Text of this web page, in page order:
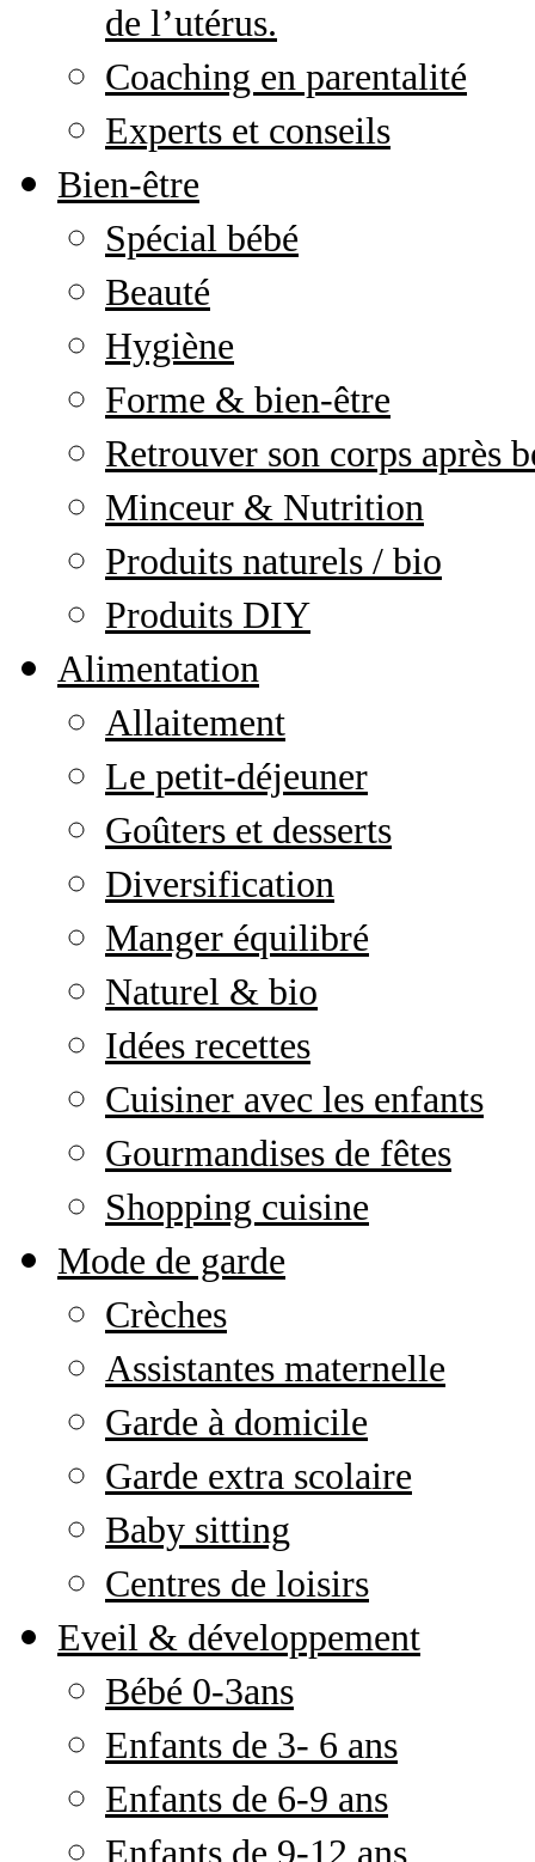
de l’utérus.
Coaching en parentalité
Experts et conseils
Bien-être
Spécial bébé
Beauté
Hygiène
Forme & bien-être
Retrouver son corps après
Minceur & Nutrition
Produits naturels / bio
Produits DIY
Alimentation
Allaitement
Le petit-déjeuner
Goûters et desserts
Diversification
Manger équilibré
Naturel & bio
Idées recettes
Cuisiner avec les enfants
Gourmandises de fêtes
Shopping cuisine
Mode de garde
Crèches
Assistantes maternelle
Garde à domicile
Garde extra scolaire
Baby sitting
Centres de loisirs
Eveil & développement
Bébé 0-3ans
Enfants de 3- 6 ans
Enfants de 6-9 ans
Enfants de 9-12 ans